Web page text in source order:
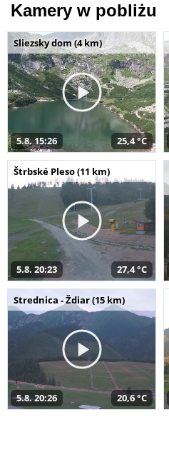
Kamery w pobliżu
Sliezsky dom (4 km)
5.8. 15:26 25,4 °C
Štrbské Pleso (11 km)
5.8. 20:23 27,4 °C
Strednica - Ždiar (15 km)
5.8. 20:26 20,6 °C